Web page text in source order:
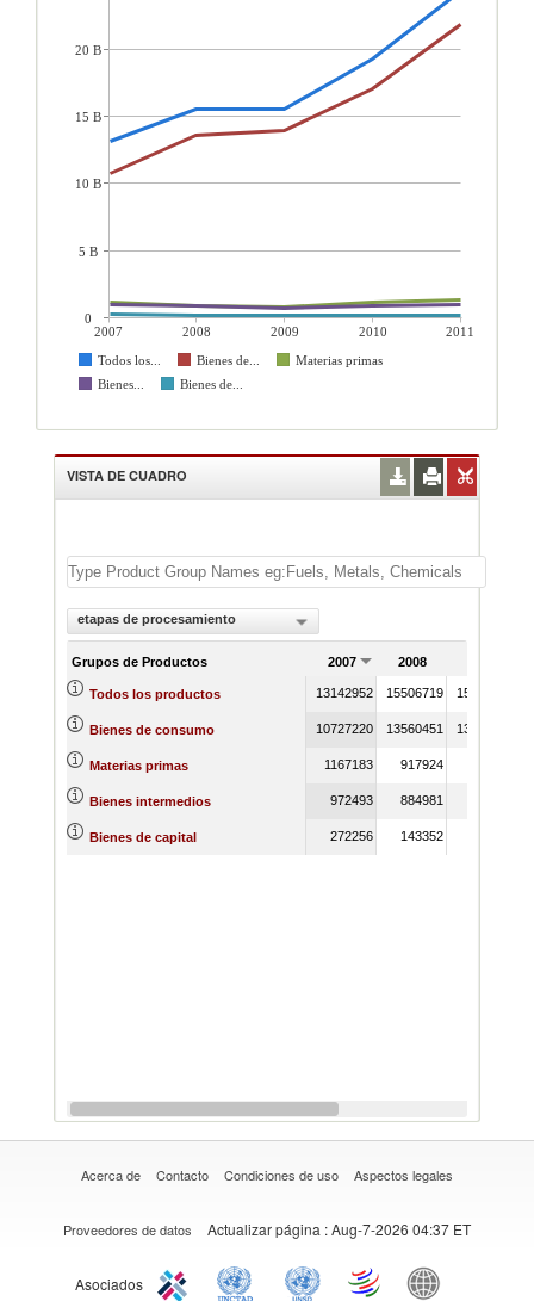
2007 2008 2009 2010
2011
Todos los...
Bienes de...
Materias primas
Bienes...
Bienes de...
20 B
15 B
10 B
5 B
0
VISTA DE CUADRO
etapas de procesamiento
Grupos de Productos 2007 2008
Todos los productos 13142952 15506719 15558633
Bienes de consumo 10727220 13560451 13907122
Materias primas 1167183 917924
Bienes intermedios 972493 884981
Bienes de capital 272256 143352
Acerca de Contacto Condiciones de uso Aspectos legales
Proveedores de datos Actualizar página : Aug-7-2026 04:37 ET
Asociados